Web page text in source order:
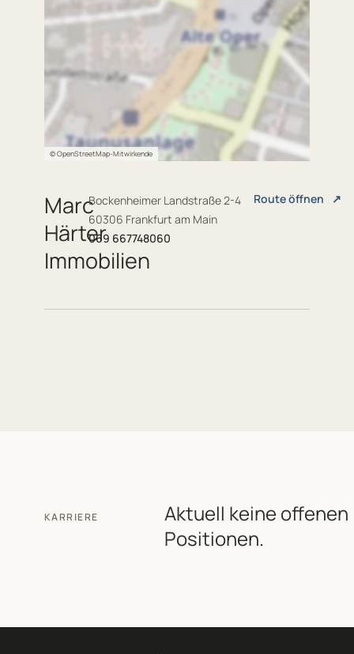
© OpenStreetMap-Mitwirkende
Marc
Härter
Immobilien
Bockenheimer Landstraße 2-4
60306 Frankfurt am Main
069 667748060
Route öffnen ↗
KARRIERE
Aktuell keine offenen
Positionen.